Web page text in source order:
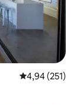
4,94 av 5 i
4,94 (251)